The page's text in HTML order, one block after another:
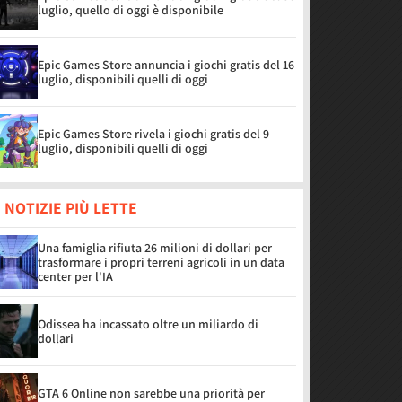
luglio, quello di oggi è disponibile
Epic Games Store annuncia i giochi gratis del 16
luglio, disponibili quelli di oggi
Epic Games Store rivela i giochi gratis del 9
luglio, disponibili quelli di oggi
NOTIZIE PIÙ LETTE
Una famiglia rifiuta 26 milioni di dollari per
trasformare i propri terreni agricoli in un data
center per l'IA
Odissea ha incassato oltre un miliardo di
dollari
GTA 6 Online non sarebbe una priorità per